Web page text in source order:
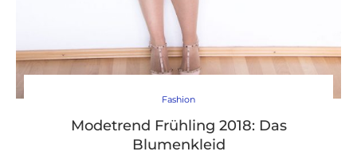
Fashion
Modetrend Frühling 2018: Das
Blumenkleid